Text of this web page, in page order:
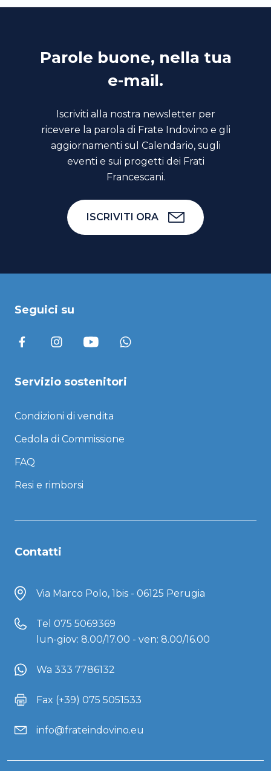
Parole buone, nella tua
e-mail.
Iscriviti alla nostra newsletter per
ricevere la parola di Frate Indovino e gli
aggiornamenti sul Calendario, sugli
eventi e sui progetti dei Frati
Francescani.
ISCRIVITI ORA
Seguici su
Servizio sostenitori
Condizioni di vendita
Cedola di Commissione
FAQ
Resi e rimborsi
Contatti
Via Marco Polo, 1bis - 06125 Perugia
Tel 075 5069369
lun-giov: 8.00/17.00 - ven: 8.00/16.00
Wa 333 7786132
Fax (+39) 075 5051533
info@frateindovino.eu